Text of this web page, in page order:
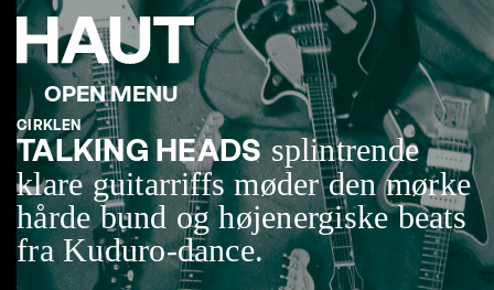
CIRKLEN
TALKING HEADSsplintrende
klare guitarriffs møder den mørke
hårde bund og højenergiske beats
fra Kuduro-dance.